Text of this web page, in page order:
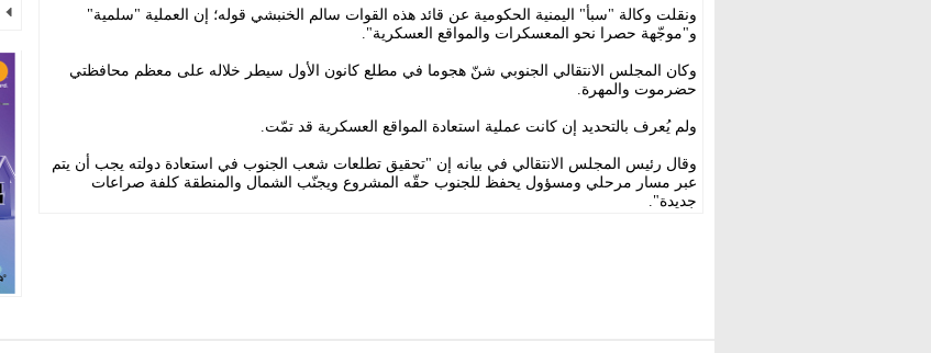
ونقلت وكالة "سبأ" اليمنية الحكومية عن قائد هذه القوات سالم الخنبشي قوله؛ إن العملية "سلمية"
و"موجّهة حصرا نحو المعسكرات والمواقع العسكرية".
وكان المجلس الانتقالي الجنوبي شنّ هجوما في مطلع كانون الأول سيطر خلاله على معظم محافظتي
حضرموت والمهرة.
ولم يُعرف بالتحديد إن كانت عملية استعادة المواقع العسكرية قد تمّت.
وقال رئيس المجلس الانتقالي في بيانه إن "تحقيق تطلعات شعب الجنوب في استعادة دولته يجب أن يتم
عبر مسار مرحلي ومسؤول يحفظ للجنوب حقّه المشروع ويجنّب الشمال والمنطقة كلفة صراعات
جديدة".